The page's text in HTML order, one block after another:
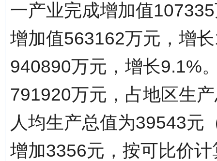
一产业完成增加值
增加值563162万元，增
940890万元，增长9.1%
791920万元，占地区生
人均生产总值为39543元
增加3356元，按可比价